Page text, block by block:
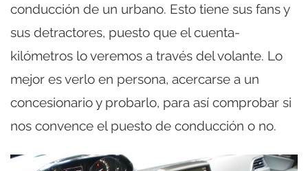
conducción de un urbano. Esto tiene sus fans y
sus detractores, puesto que el cuenta-
kilómetros lo veremos a través del volante. Lo
mejor es verlo en persona, acercarse a un
concesionario y probarlo, para así comprobar si
nos convence el puesto de conducción o no.